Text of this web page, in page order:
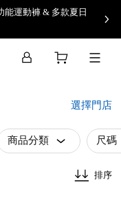
能運動褲 & 多款夏日
選擇門店
商品分類 尺碼
排序